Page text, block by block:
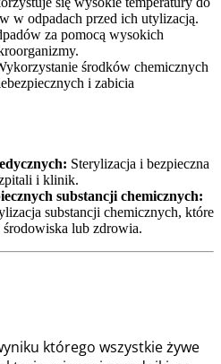
w odpadach przed ich utylizacją.
za pomocą wysokich
środków chemicznych
i zabicia
Sterylizacja i bezpieczna
i klinik.
substancji chemicznych:
substancji chemicznych, które
lub zdrowia.
którego wszystkie żywe